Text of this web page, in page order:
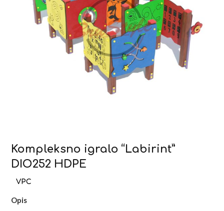
Kompleksno igralo “Labirint”
DIO252 HDPE
Opis